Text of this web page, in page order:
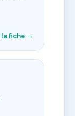
fiche →